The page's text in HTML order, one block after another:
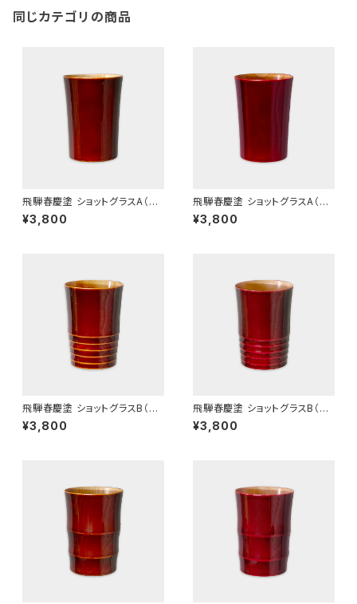
同じカテゴリの商品
飛騨春慶塗 ショットグラスA（ス
トレート）
¥3,800
飛騨春慶塗 ショットグラスA（ス
トレート） 紅
¥3,800
飛騨春慶塗 ショットグラスB（ラ
イン）
¥3,800
飛騨春慶塗 ショットグラスB（ラ
イン）紅
¥3,800